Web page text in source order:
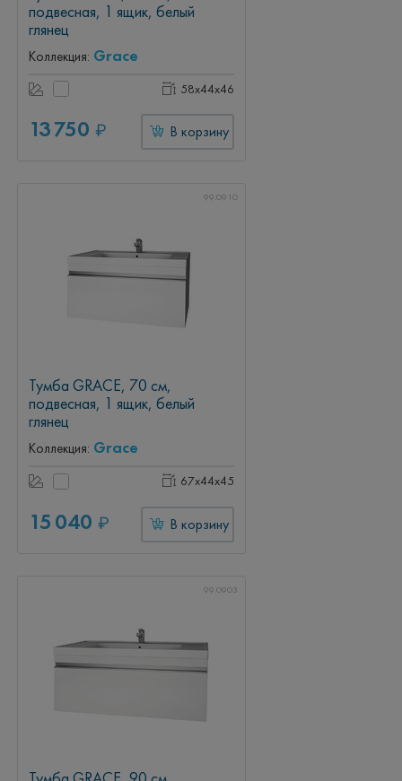
подвесная, 1 ящик, белый
глянец
Коллекция: Grace
58x44x46
13 750 ₽ В корзину
99.0910
Тумба GRACE, 70 см,
подвесная, 1 ящик, белый
глянец
Коллекция: Grace
67x44x45
15 040 ₽ В корзину
99.0903